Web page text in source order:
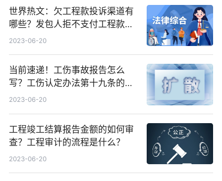
世界热文：欠工程款投诉渠道有
哪些？发包人拒不支付工程款如
何催要工程款？
2023-06-20
当前速递！工伤事故报告怎么
写？工伤认定办法第十九条的内
容是什么？
2023-06-20
工程竣工结算报告金额的如何审
查？工程审计的流程是什么？
2023-06-20